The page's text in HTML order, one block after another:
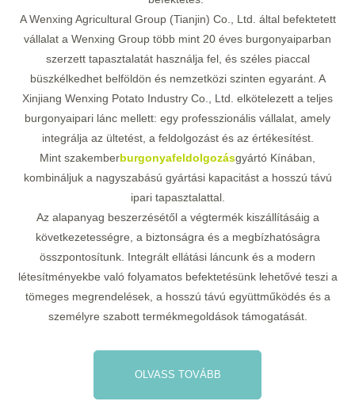
A Wenxing Agricultural Group (Tianjin) Co., Ltd. által befektetett
vállalat a Wenxing Group több mint 20 éves burgonyaiparban
szerzett tapasztalatát használja fel, és széles piaccal
büszkélkedhet belföldön és nemzetközi szinten egyaránt. A
Xinjiang Wenxing Potato Industry Co., Ltd. elkötelezett a teljes
burgonyaipari lánc mellett: egy professzionális vállalat, amely
integrálja az ültetést, a feldolgozást és az értékesítést.
Mint szakemberburgonyafeldolgozásgyártó Kínában,
kombináljuk a nagyszabású gyártási kapacitást a hosszú távú
ipari tapasztalattal.
Az alapanyag beszerzésétől a végtermék kiszállításáig a
következetességre, a biztonságra és a megbízhatóságra
összpontosítunk. Integrált ellátási láncunk és a modern
létesítményekbe való folyamatos befektetésünk lehetővé teszi a
tömeges megrendelések, a hosszú távú együttműködés és a
személyre szabott termékmegoldások támogatását.
OLVASS TOVÁBB